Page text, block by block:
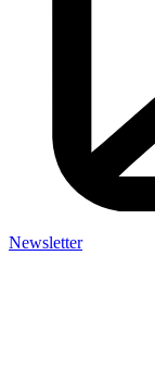
Newsletter